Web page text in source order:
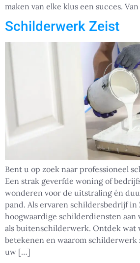
maken van elke klus een succes.
Schilderwerk Zeist
Bent u op zoek naar professioneel
Een strak geverfde woning of
wonderen voor de uitstraling én
pand. Als ervaren schildersbedrijf
hoogwaardige schilderdiensten aan
als buitenschilderwerk. Ontdek wat
betekenen en waarom schilderwerk
uw […]